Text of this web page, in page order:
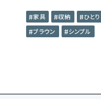
家具 収納
ひと
ブラウン
シンプル